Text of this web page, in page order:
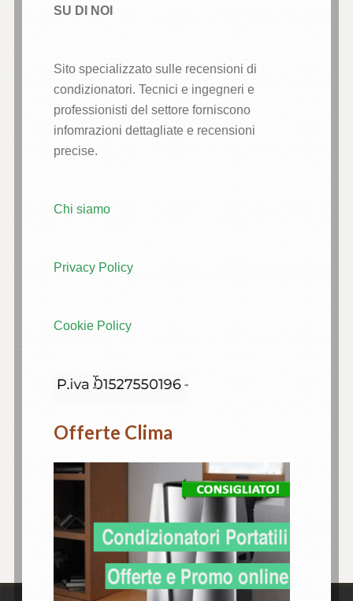
SU DI NOI
Sito specializzato sulle recensioni di
condizionatori. Tecnici e ingegneri e
professionisti del settore forniscono
infomrazioni dettagliate e recensioni
precise.
Chi siamo
Privacy Policy
Cookie Policy
Offerte Clima